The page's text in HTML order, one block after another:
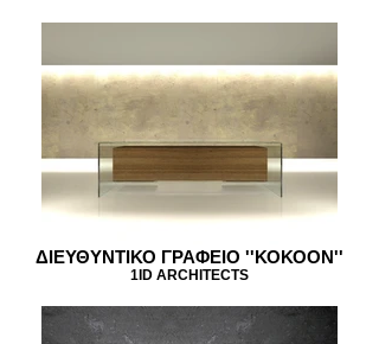
ΔΙΕΥΘΥΝΤΙΚΟ ΓΡΑΦΕΙΟ ''ΚΟΚΟΟΝ''
1ID ARCHITECTS